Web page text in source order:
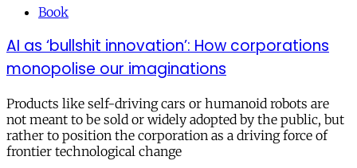
Book
AI as ‘bullshit innovation’: How corporations
monopolise our imaginations
Products like self-driving cars or humanoid robots are
not meant to be sold or widely adopted by the public, but
rather to position the corporation as a driving force of
frontier technological change